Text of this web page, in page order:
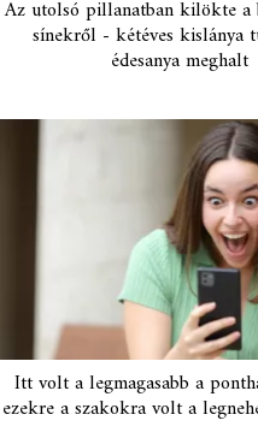
Az utolsó pillanatban kilökte a
sínekről - kétéves kislánya
édesanya meghalt
Itt volt a legmagasabb a
ezekre a szakokra volt a